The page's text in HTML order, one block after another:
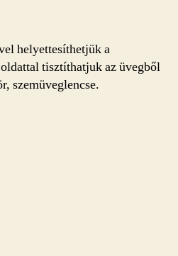
helyettesíthetjük a
tisztíthatjuk az üvegből
szemüveglencse.